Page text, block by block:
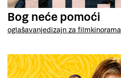
Bog neće pomoći
oglašavanjedizajn za filmkinorama